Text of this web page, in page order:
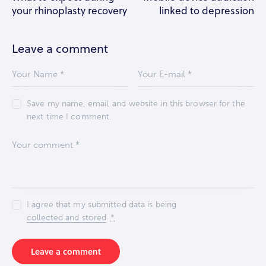
your rhinoplasty recovery
linked to depression
Leave a comment
Save my name, email, and website in this browser for the
next time I comment.
I agree that my submitted data is being
collected and stored. *